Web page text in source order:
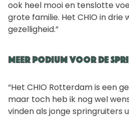
ook heel mooi en tenslotte
grote familie. Het CHIO in drie
gezelligheid.”
Meer podium voor de
“Het CHIO Rotterdam is een
maar toch heb ik nog wel
vinden als jonge springruiters